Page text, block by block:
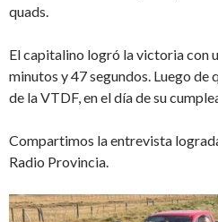
quads.
El capitalino logró la victoria con
minutos y 47 segundos. Luego de
de la VTDF, en el día de su
Compartimos la entrevista
Radio Provincia.